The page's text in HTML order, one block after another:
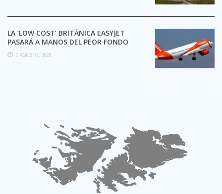
LA ‘LOW COST’ BRITÁNICA EASYJET
PASARÁ A MANOS DEL PEOR FONDO
POSIBLE:
7 AGOSTO, 2026